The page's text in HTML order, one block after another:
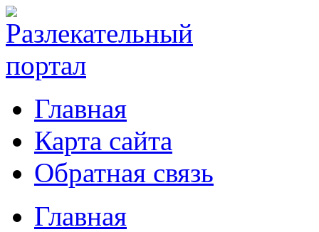
Главная
Карта сайта
Обратная связь
Главная